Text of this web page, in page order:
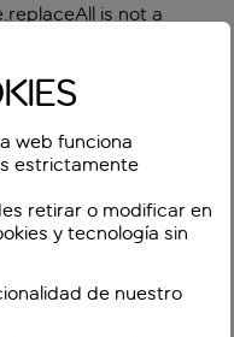
is not a
web funciona
estrictamente
retirar o modificar en
y tecnología sin
de nuestro